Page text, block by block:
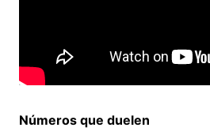
Números que duelen